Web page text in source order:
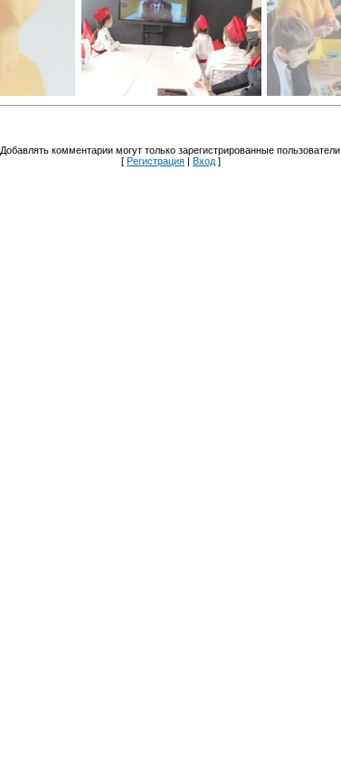
Добавлять комментарии могут только зарегистрированные пользователи.
[ Регистрация | Вход ]